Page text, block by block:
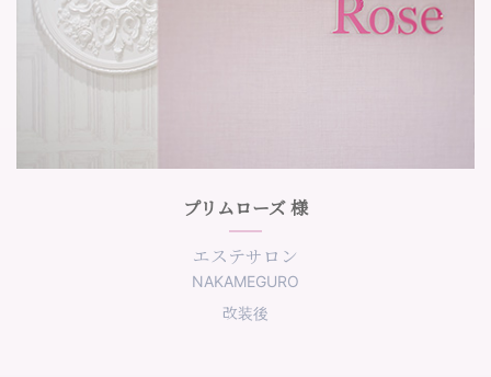
プリムローズ 様
エステサロン
NAKAMEGURO
改装後